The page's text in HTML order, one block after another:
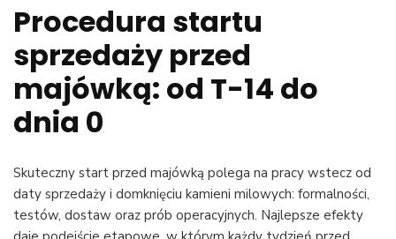
Procedura startu
sprzedaży przed
majówką: od T-14 do
dnia 0
Skuteczny start przed majówką polega na pracy wstecz od
daty sprzedaży i domknięciu kamieni milowych: formalności,
testów, dostaw oraz prób operacyjnych. Najlepsze efekty